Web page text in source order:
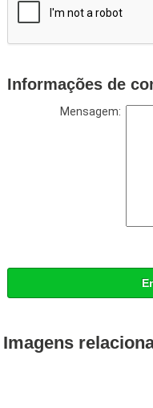
Informações de
Mensagem:
Imagens